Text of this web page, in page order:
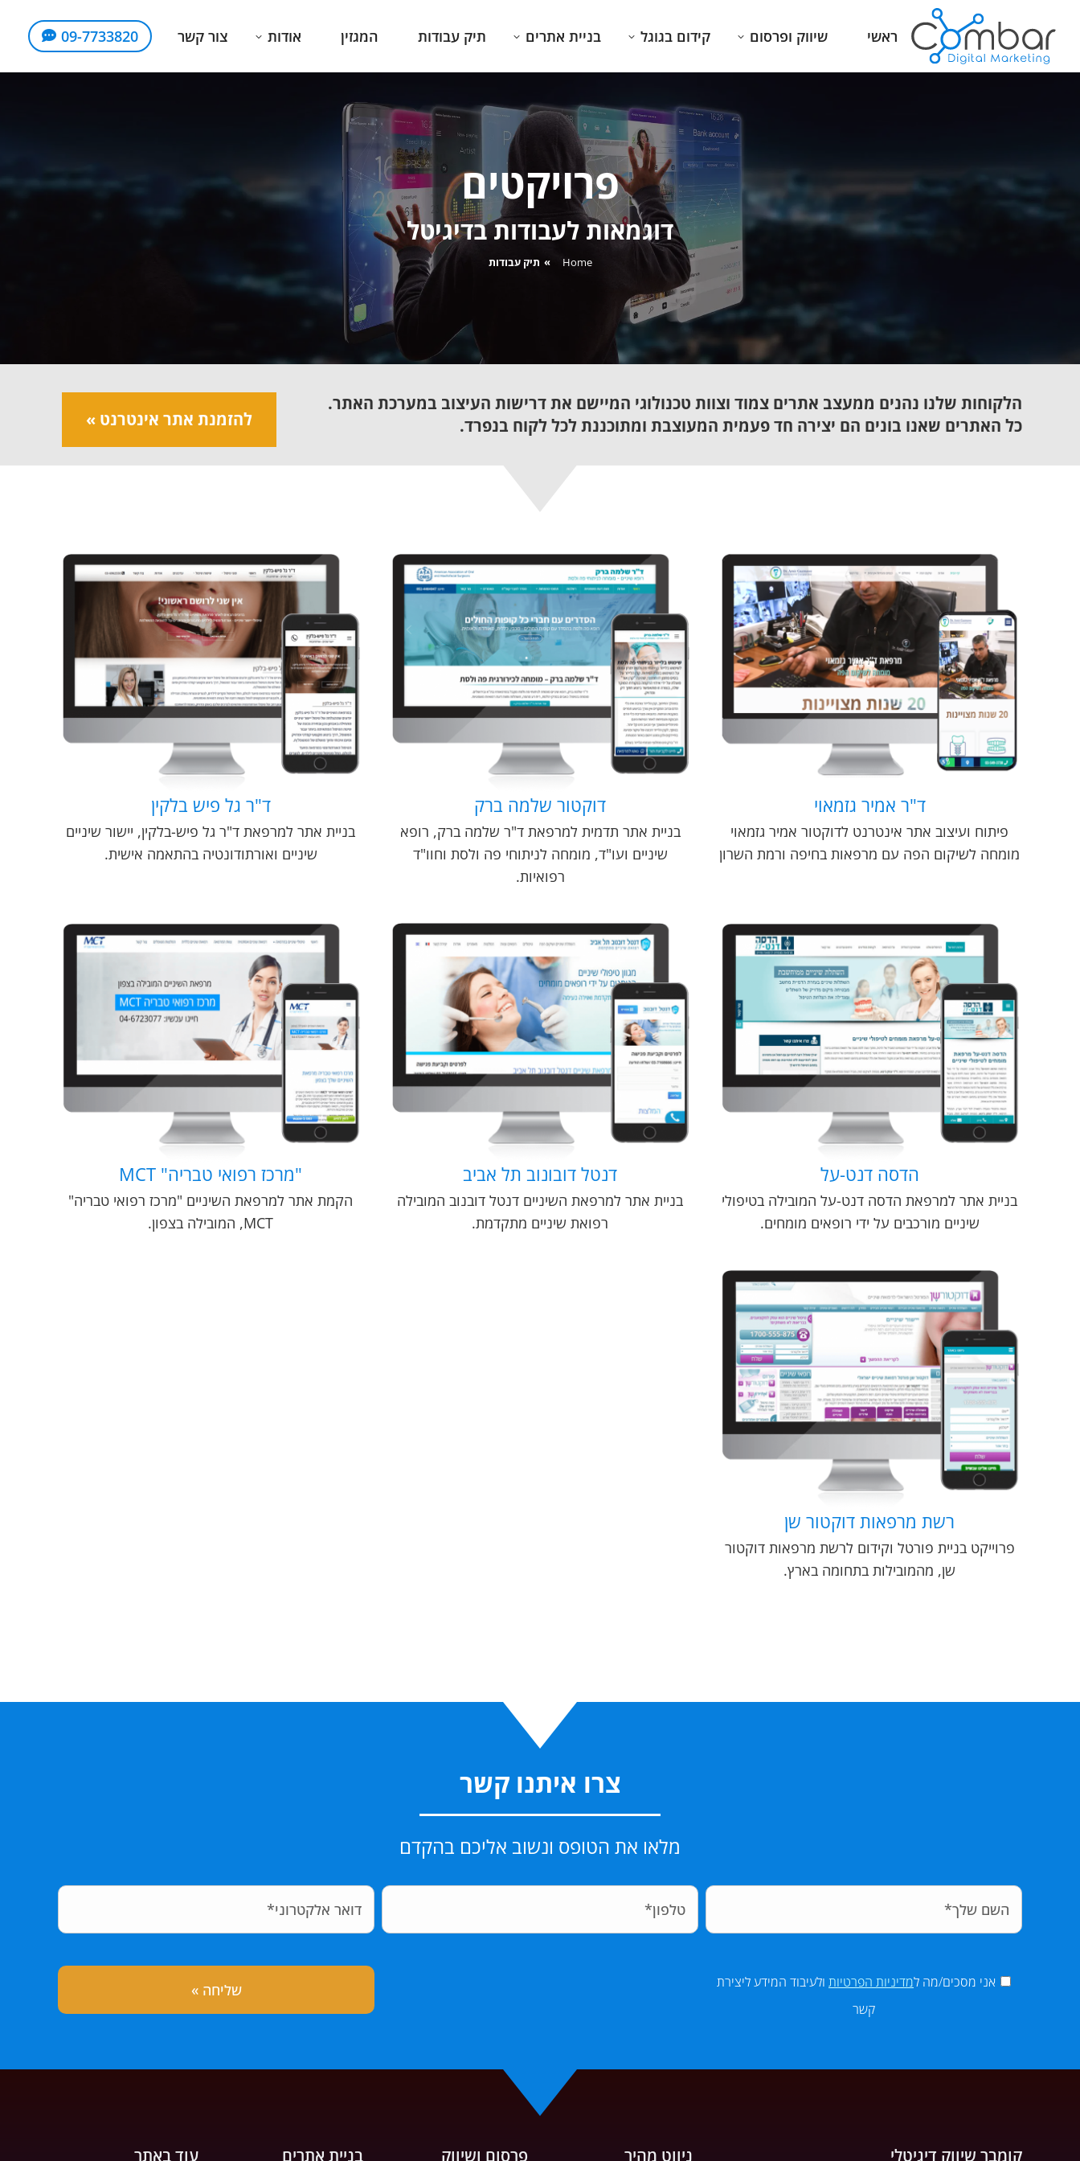
ראשי שיווק ופרסום קידום בגוגל בניית אתרים תיק עבודות המגזין אודות צור קשר 09-7733820
פרויקטים
דוגמאות לעבודות בדיגיטל
You are here:
Home תיק עבודות
הלקוחות שלנו נהנים ממעצב אתרים צמוד וצוות טכנולוגי המיישם את דרישות העיצוב במערכת האתר.
כל האתרים שאנו בונים הם יצירה חד פעמית המעוצבת ומתוכננת לכל לקוח בנפרד.
להזמנת אתר אינטרנט »
ד"ר אמיר גזמאוי
פיתוח ועיצוב אתר אינטרנט לדוקטור אמיר גזמאוי
מומחה לשיקום הפה עם מרפאות בחיפה ורמת השרון
דוקטור שלמה ברק
בניית אתר תדמית למרפאת ד"ר שלמה ברק, רופא
שיניים ועו"ד, מומחה לניתוחי פה ולסת וחוו"ד
רפואיות.
ד"ר גל פיש בלקין
בניית אתר למרפאת ד"ר גל פיש-בלקין, יישור שיניים
שיניים ואורתודונטיה בהתאמה אישית.
הדסה דנט-על
בניית אתר למרפאת הדסה דנט-על המובילה בטיפולי
שיניים מורכבים על ידי רופאים מומחים.
דנטל דובונוב תל אביב
בניית אתר למרפאת השיניים דנטל דובנוב המובילה
רפואת שיניים מתקדמת.
"מרכז רפואי טבריה" MCT
הקמת אתר למרפאת השיניים "מרכז רפואי טבריה"
MCT, המובילה בצפון.
רשת מרפאות דוקטור שן
פרוייקט בניית פורטל וקידום לרשת מרפאות דוקטור
שן, מהמובילות בתחומה בארץ.
צרו איתנו קשר
מלאו את הטופס ונשוב אליכם בהקדם
אני מסכים/מה למדיניות הפרטיות ולעיבוד המידע ליצירת
קשר
קומבר שיווק דיגיטלי ניווט מהיר פרסום ושיווק בניית אתרים עוד באתר